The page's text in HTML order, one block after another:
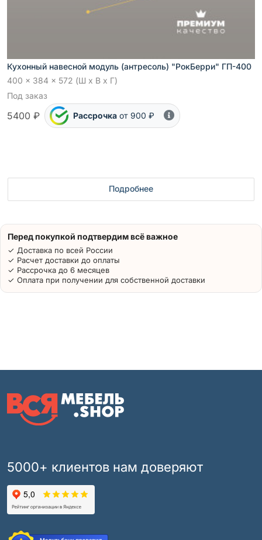
Кухонный навесной модуль (антресоль) "РокБерри" ГП-400
400 x 384 x 572 (Ш x В x Г)
Под заказ
5400 ₽ Рассрочка от 900 ₽
Подробнее
Перед покупкой подтвердим всё важное
✓ Доставка по всей России
✓ Расчет доставки до оплаты
✓ Рассрочка до 6 месяцев
✓ Оплата при получении для собственной доставки
5000+ клиентов нам доверяют